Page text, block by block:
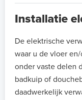
Installatie
De elektrische
waar u de vloer
onder vaste delen
badkuip of
daadwerkelijk